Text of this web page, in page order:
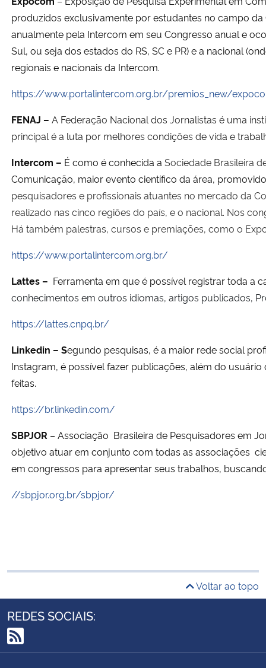
produzidos exclusivamente por estudantes no campo
anualmente pela Intercom em seu Congresso anual e
Sul, ou seja dos estados do RS, SC e PR) e a nacional
regionais e nacionais da Intercom.
https://www.portalintercom.org.br/premios_new/
FENAJ – A Federação Nacional dos Jornalistas é uma
principal é a luta por melhores condições de vida e
Intercom – É como é conhecida a Sociedade Brasileira
Comunicação, maior evento científico da área,
pesquisadores e profissionais atuantes no mercado da
realizado nas cinco regiões do país, e o nacional. Nos
Há também palestras, cursos e premiações, como o
https://www.portalintercom.org.br/
Lattes – Ferramenta em que é possível registrar toda a
conhecimentos em outros idiomas, artigos publicados,
https://lattes.cnpq.br/
Linkedin – Segundo pesquisas, é a maior rede social
Instagram, é possível fazer publicações, além do
feitas.
https://br.linkedin.com/
SBPJOR – Associação Brasileira de Pesquisadores em
objetivo atuar em conjunto com todas as associações
em congressos para apresentar seus trabalhos,
//sbpjor.org.br/sbpjor/
Voltar ao topo
REDES SOCIAIS:
RSS